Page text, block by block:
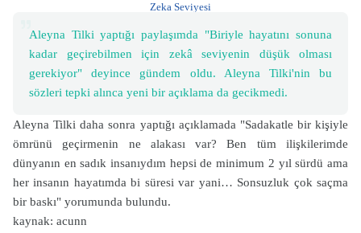
Zeka Seviyesi
Aleyna Tilki yaptığı paylaşımda "Biriyle hayatını sonuna
kadar geçirebilmen için zekâ seviyenin düşük olması
gerekiyor" deyince gündem oldu. Aleyna Tilki'nin bu
sözleri tepki alınca yeni bir açıklama da gecikmedi.
Aleyna Tilki daha sonra yaptığı açıklamada "Sadakatle bir kişiyle
ömrünü geçirmenin ne alakası var? Ben tüm ilişkilerimde
dünyanın en sadık insanıydım hepsi de minimum 2 yıl sürdü ama
her insanın hayatımda bi süresi var yani… Sonsuzluk çok saçma
bir baskı" yorumunda bulundu.
kaynak: acunn